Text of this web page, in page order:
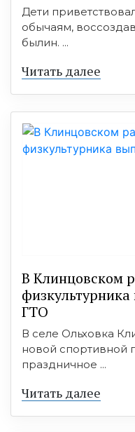
Дети
обычаям,
былин. ...
Читать далее
В Клинцовском
ГТО
В селе Ольховка
новой спортивной
праздничное ...
Читать далее